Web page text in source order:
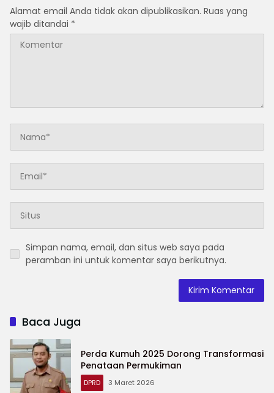
Alamat email Anda tidak akan dipublikasikan. Ruas yang
wajib ditandai *
Simpan nama, email, dan situs web saya pada
peramban ini untuk komentar saya berikutnya.
Baca Juga
Perda Kumuh 2025 Dorong Transformasi
Penataan Permukiman
DPRD 3 Maret 2026